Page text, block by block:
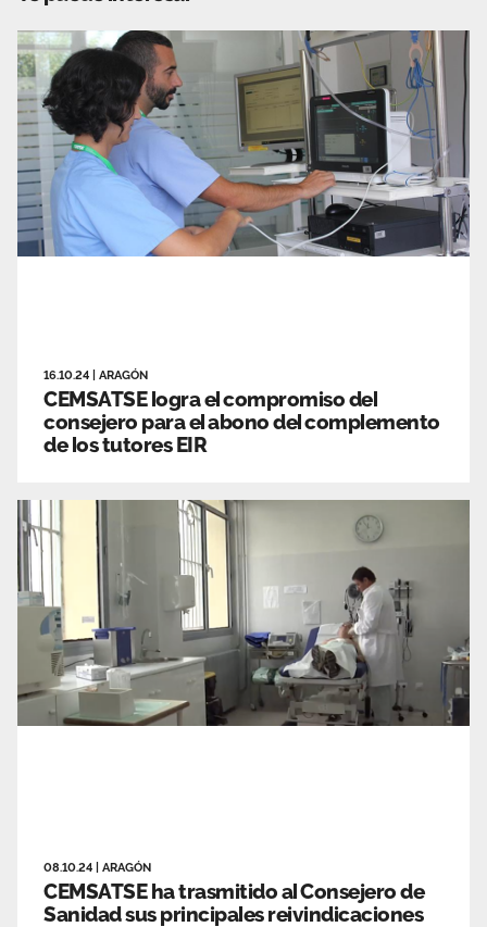
16.10.24 ARAGÓN
CEMSATSE logra el compromiso del
consejero para el abono del complemento
de los tutores EIR
08.10.24 ARAGÓN
CEMSATSE ha trasmitido al Consejero de
Sanidad sus principales reivindicaciones